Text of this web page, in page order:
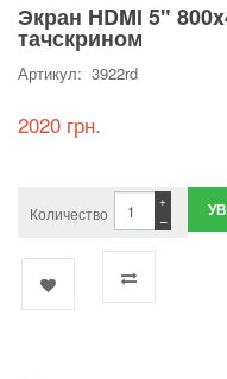
Экран HDMI 5"
тачскрином
Артикул: 3922rd
2020 грн.
Количество −
+